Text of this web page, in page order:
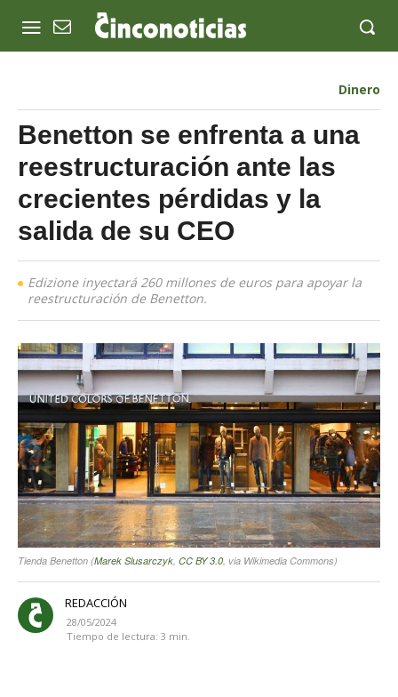
Dinero
Benetton se enfrenta a una
reestructuración ante las
crecientes pérdidas y la
salida de su CEO
Edizione inyectará 260 millones de euros para apoyar la
reestructuración de Benetton.
Tienda Benetton (Marek Slusarczyk, CC BY 3.0, via Wikimedia Commons)
REDACCIÓN
28/05/2024
Tiempo de lectura: 3 min.